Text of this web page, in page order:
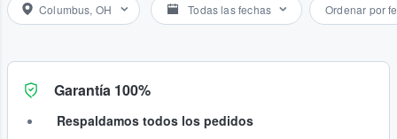
Columbus, OH Todas las fechas Ordenar por
Garantía 100%
Respaldamos todos los pedidos